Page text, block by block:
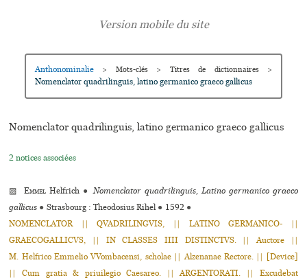
Anthonominalie > Mots-clés > Titres de dictionnaires >
Nomenclator quadrilinguis, latino germanico graeco gallicus
Nomenclator quadrilinguis, latino germanico graeco gallicus
2 notices associées
▨Emmel Helfrich ● Nomenclator quadrilinguis, Latino germanico graeco
gallicus ● Strasbourg : Theodosius Rihel ● 1592 ●
NOMENCLATOR || QVADRILINGVIS, || LATINO GERMANICO- ||
GRAECOGALLICVS, || IN CLASSES IIII DISTINCTVS. || Auctore ||
M. Helfrico Emmelio VVombacensi, scholae || Alzenanae Rectore. || [Device]
|| Cum gratia & priuilegio Caesareo. || ARGENTORATI. || Excudebat